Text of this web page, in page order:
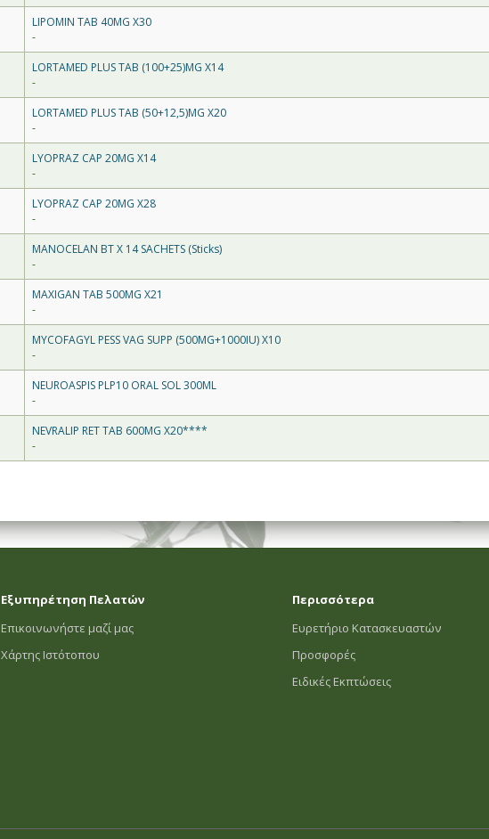
LIPOMIN TAB 40MG X30
-
LORTAMED PLUS TAB (100+25)MG X14
-
LORTAMED PLUS TAB (50+12,5)MG X20
-
LYOPRAZ CAP 20MG X14
-
LYOPRAZ CAP 20MG X28
-
MANOCELAN BT X 14 SACHETS (Sticks)
-
MAXIGAN TAB 500MG X21
-
MYCOFAGYL PESS VAG SUPP (500MG+1000IU) X10
-
NEUROASPIS PLP10 ORAL SOL 300ML
-
NEVRALIP RET TAB 600MG X20****
-
Εξυπηρέτηση Πελατών
Επικοινωνήστε μαζί μας
Χάρτης Ιστότοπου
Περισσότερα
Ευρετήριο Κατασκευαστών
Προσφορές
Ειδικές Εκπτώσεις